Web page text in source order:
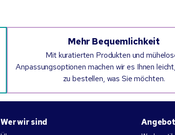
Mehr Bequemlichkeit
Mit kuratierten Produkten und
Anpassungsoptionen machen wir es Ihnen
zu bestellen, was Sie möchten.
Wer wir sind